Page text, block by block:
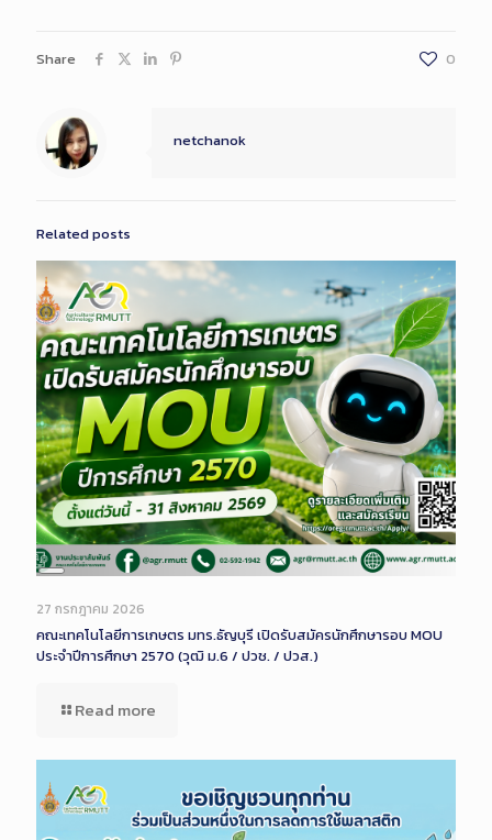
Share 0
netchanok
Related posts
Long
Description
27 กรกฎาคม 2026
คณะเทคโนโลยีการเกษตร มทร.ธัญบุรี เปิดรับสมัครนักศึกษารอบ MOU
ประจำปีการศึกษา 2570 (วุฒิ ม.6 / ปวช. / ปวส.)
Read more